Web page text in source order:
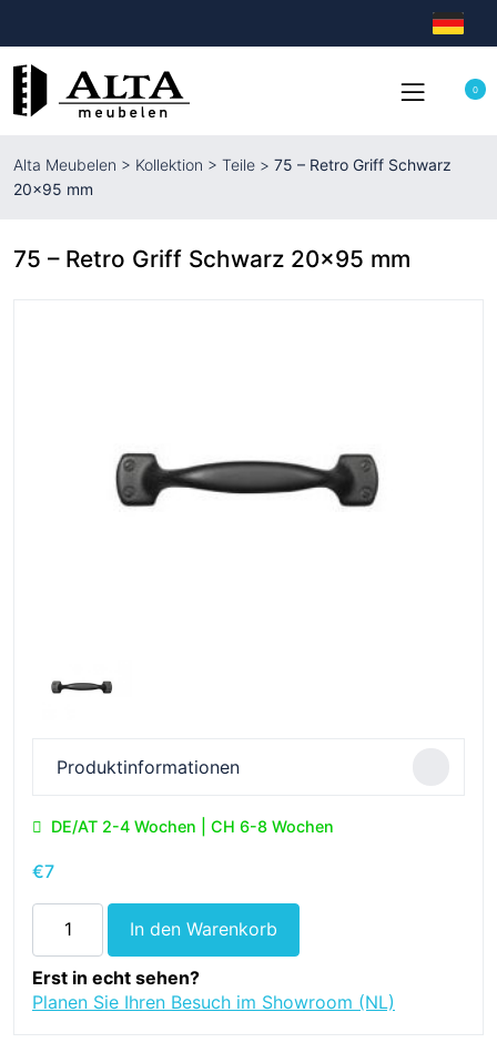
0
Alta Meubelen > Kollektion > Teile > 75 – Retro Griff Schwarz
20×95 mm
75 – Retro Griff Schwarz 20×95 mm
Produktinformationen
DE/AT 2-4 Wochen | CH 6-8 Wochen
€7
Retro
Griff
In den Warenkorb
Erst in echt sehen?
Planen Sie Ihren Besuch im Showroom (NL)